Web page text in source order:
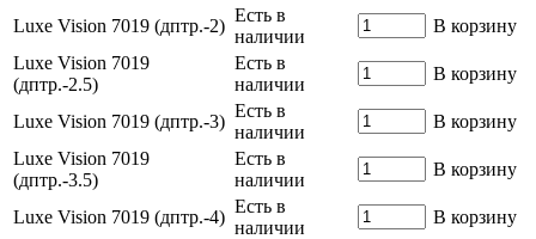
Luxe Vision 7019 (дптр.-2)
Есть в
наличии
В корзину
Luxe Vision 7019
(дптр.-2.5)
Есть в
наличии
В корзину
Luxe Vision 7019 (дптр.-3)
Есть в
наличии
В корзину
Luxe Vision 7019
(дптр.-3.5)
Есть в
наличии
В корзину
Luxe Vision 7019 (дптр.-4)
Есть в
наличии
В корзину